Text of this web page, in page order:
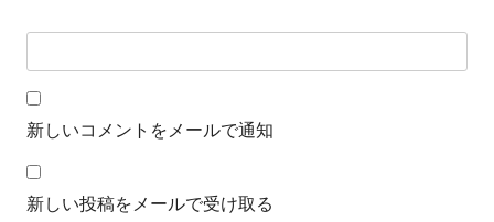
新しいコメントをメールで通知
新しい投稿をメールで受け取る